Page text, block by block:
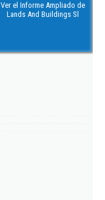
Ver el Informe Ampliado de
Lands And Buildings Sl